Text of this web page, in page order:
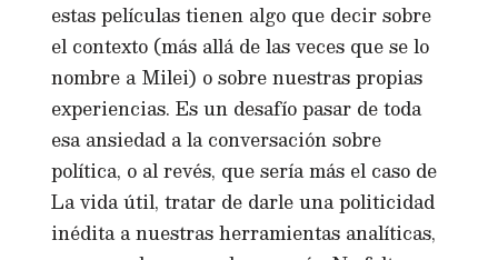
estas películas tienen algo que decir sobre
el contexto (más allá de las veces que se lo
nombre a Milei) o sobre nuestras propias
experiencias. Es un desafío pasar de toda
esa ansiedad a la conversación sobre
política, o al revés, que sería más el caso de
La vida útil, tratar de darle una politicidad
inédita a nuestras herramientas analíticas,